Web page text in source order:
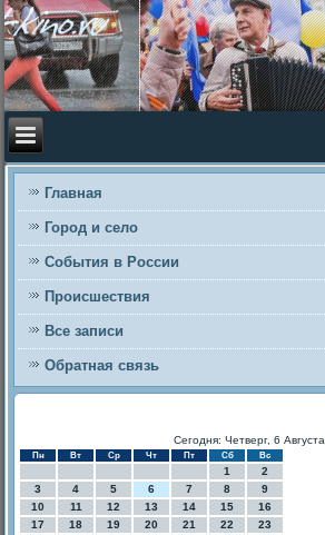
Главная
Город и село
События в России
Происшествия
Все записи
Обратная связь
Сегодня: Четверг, 6 Августа
Пн Вт Ср Чт Пт Сб Вс
1
2
3
4 5 6 7 8
9
10
11 12 13 14 15
16
17
18 19 20 21 22
23